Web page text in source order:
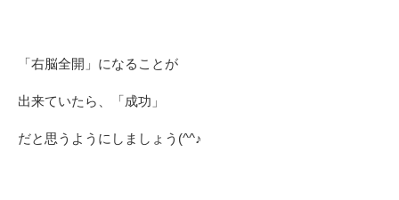
「右脳全開」になることが
出来ていたら、「成功」
だと思うようにしましょう(^^♪